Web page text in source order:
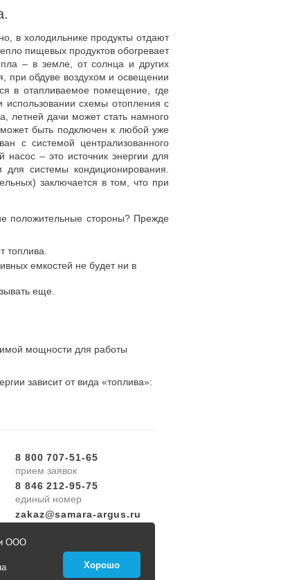
ООО
Хорошо
в холодильнике продукты отдают
пищевых продуктов обогревает
– в земле, от солнца и других
при обдуве воздухом и освещении
в отапливаемое помещение, где
использовании схемы отопления с
летней дачи может стать намного
быть подключен к любой уже
с системой централизованного
– это источник энергии для
системы кондиционирования.
заключается в том, что при
положительные стороны? Прежде
топлива.
емкостей не будет ни в
еще.
мощности для работы
зависит от вида «топлива»:
8 800 707-51-65
прием заявок
8 846 212-95-75
единый номер
zakaz@samara-argus.ru
Онлайн заявка